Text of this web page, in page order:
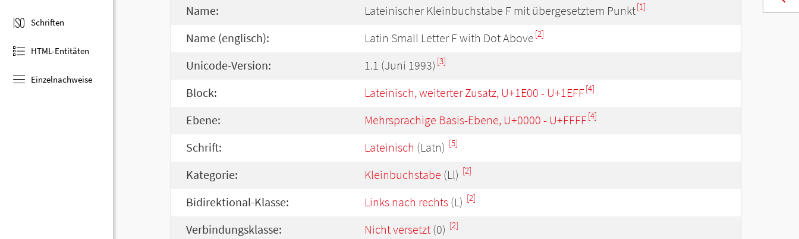
Schriften
HTML-Entitäten
Einzelnachweise
Name: Lateinischer Kleinbuchstabe F mit übergesetztem Punkt[1]
Name (englisch): Latin Small Letter F with Dot Above [2]
Unicode-Version: 1.1 (Juni 1993) [3]
Block: Lateinisch, weiterter Zusatz, U+1E00 - U+1EFF[4]
Ebene: Mehrsprachige Basis-Ebene, U+0000 - U+FFFF[4]
Schrift: Lateinisch (Latn) [5]
Kategorie: Kleinbuchstabe (Ll) [2]
Bidirektional-Klasse: Links nach rechts (L) [2]
Verbindungsklasse: Nicht versetzt (0) [2]